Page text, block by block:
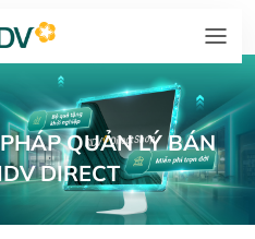
QUẢN LÝ BÁN
DIRECT